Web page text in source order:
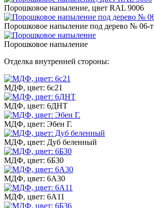
Порошковое напыление, цвет RAL 9006
Порошковое напыление под дерево № 06-т
Порошковое напыление
Отделка внутренней стороны:
МДФ, цвет: 6с21
МДФ, цвет: 6ДНТ
МДФ, цвет: Эбен Г.
МДФ, цвет: Дуб беленный
МДФ, цвет: 6Б30
МДФ, цвет: 6А30
МДФ, цвет: 6А11